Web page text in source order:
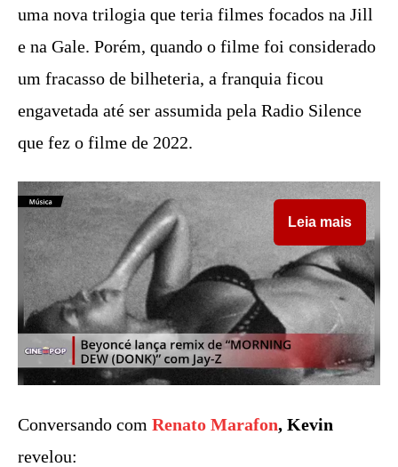
uma nova trilogia que teria filmes focados na Jill
e na Gale. Porém, quando o filme foi considerado
um fracasso de bilheteria, a franquia ficou
engavetada até ser assumida pela Radio Silence
que fez o filme de 2022.
Leia mais
Conversando com Renato Marafon, Kevin
revelou: